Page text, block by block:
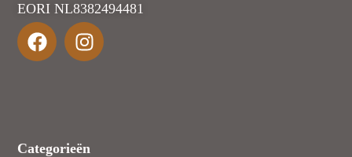
EORI NL8382494481
Categorieën